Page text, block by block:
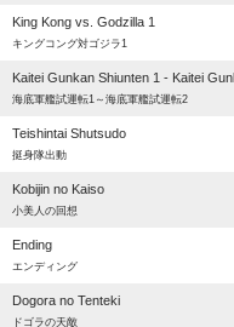
King Kong vs. Godzilla 1
キングコング対ゴジラ1
Kaitei Gunkan Shiunten 1 - Kaitei
海底軍艦試運転1～海底軍艦試運転2
Teishintai Shutsudo
挺身隊出動
Kobijin no Kaiso
小美人の回想
Ending
エンディング
Dogora no Tenteki
ドゴラの天敵